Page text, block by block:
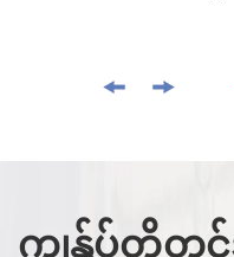
ကျွန်ုပ်တို့တွ